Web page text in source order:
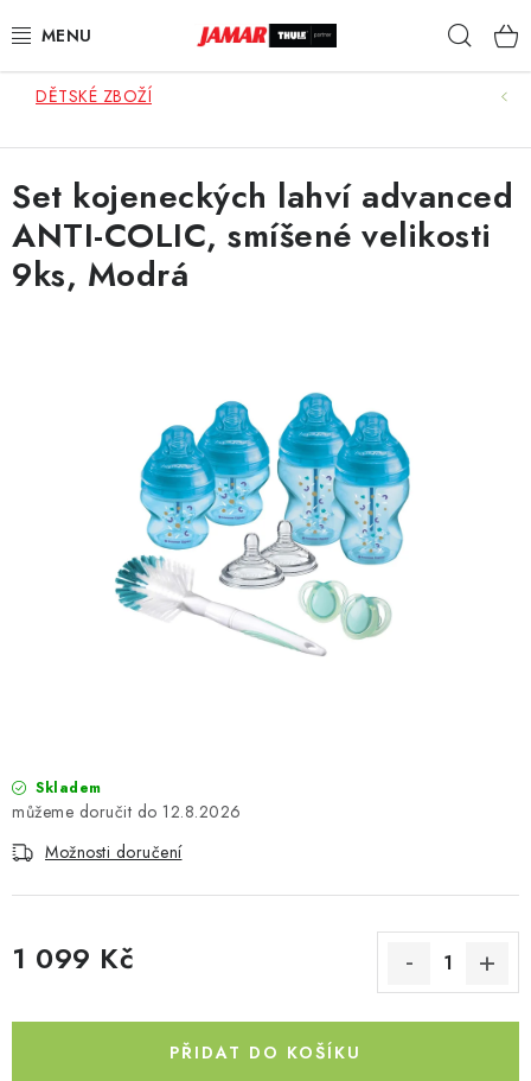
na
STŘEŠNÍ NOSIČE
STŘEŠNÍ BOXY
KOČÁRKY
AUTOPOTAHY ŠITÉ NA MÍRU
AUTODOPLŇKY
OSTATNÍ NOSIČE
STŘEŠNÍ KOŠE
AUTOSTANY
CESTOVNÍ ZAVAZADLA
DÁRKOVÉ POUKAZY
DĚTSKÉ ZBOŽÍ
Skladem
12.8.2026
Možnosti doručení
1 099 Kč
PŘIDAT DO KOŠÍKU
Set kojeneckých lahví advanced
ANTI-COLIC, smíšené velikosti
9ks, Modrá